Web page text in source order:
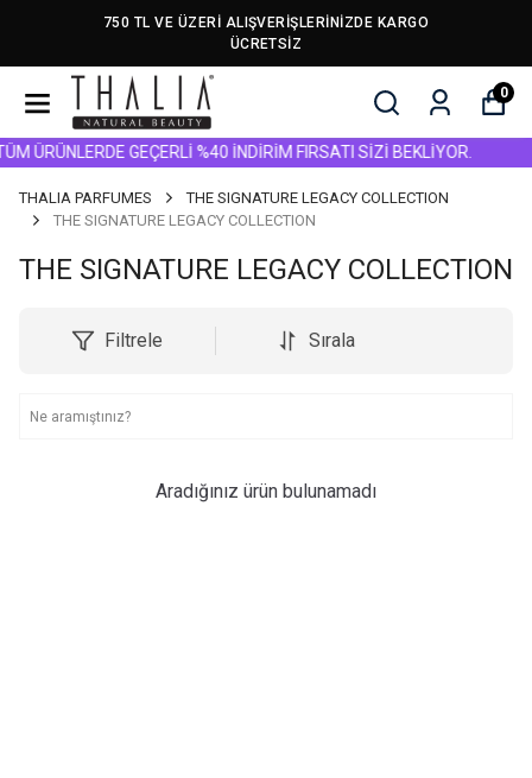
750 TL VE ÜZERİ ALIŞVERİŞLERİNİZDE KARGO
ÜCRETSİZ
0
ÜRÜNLERDE GEÇERLİ %40 İNDİRİM FIRSATI SİZİ BEKLİYOR.
THALIA PARFUMES
THE SIGNATURE LEGACY COLLECTION
THE SIGNATURE LEGACY COLLECTION
THE SIGNATURE LEGACY COLLECTION
Filtrele Sırala
Aradığınız ürün bulunamadı